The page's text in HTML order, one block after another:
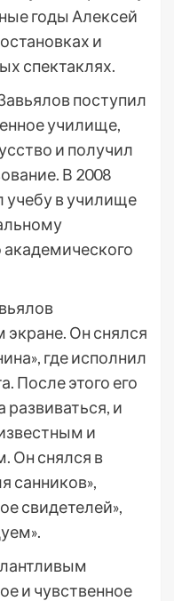
годы Алексей
и
спектаклях.
поступил
училище,
и получил
В 2008
учебу в училище
Он снялся
где исполнил
После этого его
развиваться, и
и
Он снялся в
санников»,
свидетелей»,
и чувственное